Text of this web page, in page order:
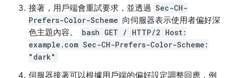
接著，用戶端會重試要求，並透過 Sec-CH-
Prefers-Color-Scheme 向伺服器表示使用者偏好深
色主題內容。
bash GET / HTTP/2 Host:
example.com Sec-CH-Prefers-Color-Scheme:
"dark"
伺服器接著可以根據用戶端的偏好設定調整回應，例